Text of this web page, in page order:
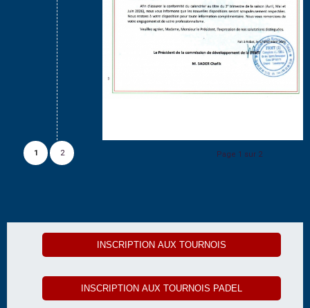
Page 1 sur 2
1 2
INSCRIPTION AUX TOURNOIS
INSCRIPTION AUX TOURNOIS PADEL